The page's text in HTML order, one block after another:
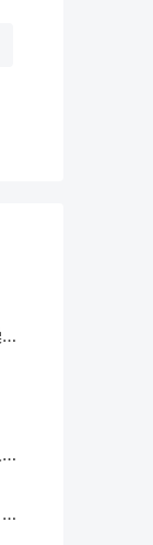
变更法人一天能办好吗？了解实际操作所需时间
办理食品经营许可证所需健康证的人数要求解析
法人电话号码及电子签名变更流程：详细步骤和注意事项解析